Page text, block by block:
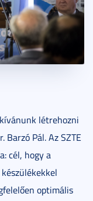
létrehozni
Barzó Pál. Az SZTE
cél, hogy a
optimális